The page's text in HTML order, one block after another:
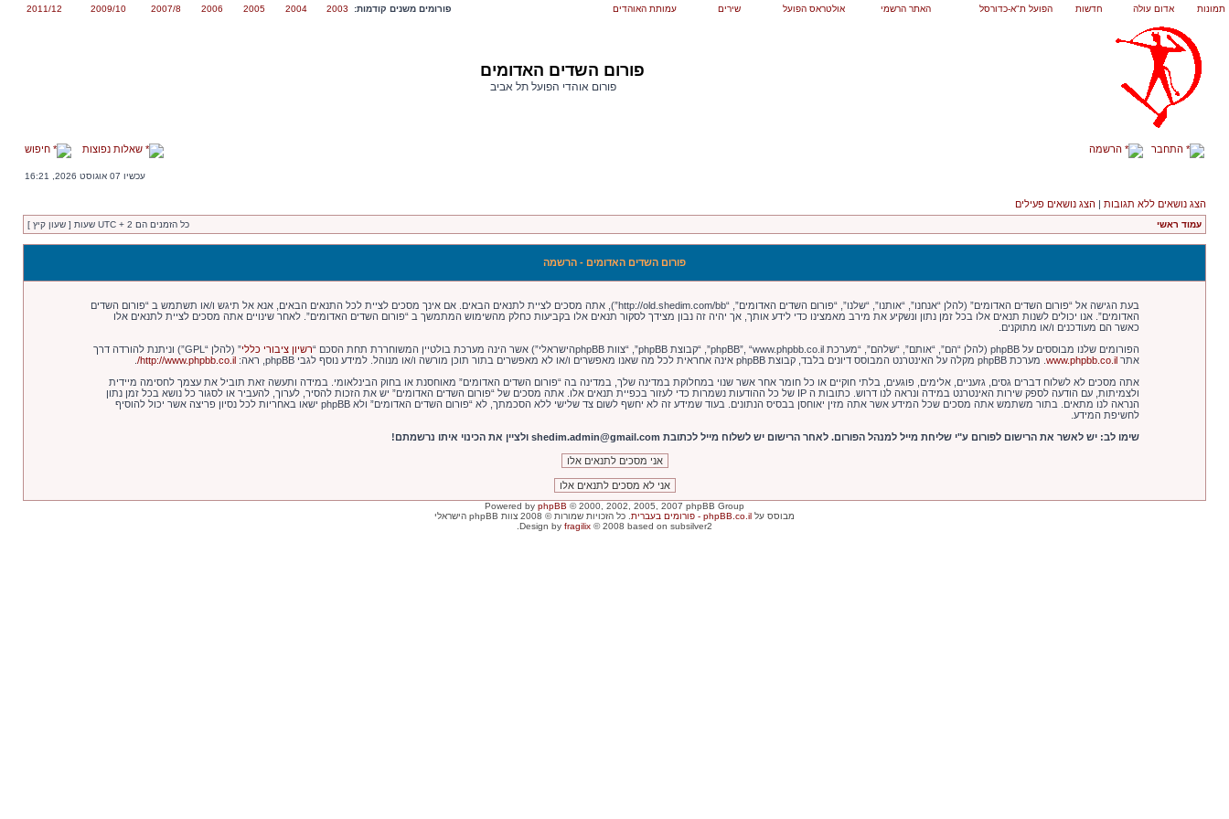
תמונות אדום עולה חדשות הפועל ת"א-כדורסל האתר הרשמי אולטראס הפועל שירים עמותת האוהדים פורומים משנים קודמות: 2003
2004
2005
2006
2007/8
2009/10
2011/12
פורום השדים האדומים
פורום אוהדי הפועל תל אביב
התחבר הרשמה שאלות נפוצות חיפוש
עכשיו 07 אוגוסט 2026, 16:21
הצג נושאים ללא תגובות | הצג נושאים פעילים
עמוד ראשי כל הזמנים הם UTC + 2 שעות [ שעון קיץ ]
פורום השדים האדומים - הרשמה
בעת הגישה אל “פורום השדים האדומים” (להלן “אנחנו”, “אותנו”, “שלנו”, “פורום השדים האדומים”, “http://old.shedim.com/bb”), אתה מסכים לציית לתנאים הבאים. אם אינך מסכים לציית לכל התנאים הבאים, אנא אל תיגש ו/או תשתמש ב “פורום השדים
האדומים”. אנו יכולים לשנות תנאים אלו בכל זמן נתון ונשקיע את מירב מאמצינו כדי לידע אותך, אך יהיה זה נבון מצידך לסקור תנאים אלו בקביעות כחלק מהשימוש המתמשך ב “פורום השדים האדומים”. לאחר שינויים אתה מסכים לציית לתנאים אלו
כאשר הם מעודכנים ו/או מתוקנים.
הפורומים שלנו מבוססים על phpBB (להלן “הם”, “אותם”, “שלהם”, “מערכת phpBB”, “www.phpbb.co.il”, “קבוצת phpBB”, “צוות phpBBהישראלי”) אשר הינה מערכת בולטיין המשוחררת תחת הסכם “
רשיון ציבורי כללי
” (להלן “GPL”) וניתנת להורדה דרך
אתרwww.phpbb.co.il . מערכת phpBB מקלה על האינטרנט המבוסס דיונים בלבד, קבוצת phpBB אינה אחראית לכל מה שאנו מאפשרים ו/או לא מאפשרים בתור תוכן מורשה ו/או מנוהל. למידע נוסף לגבי phpBB, ראה: http://www.phpbb.co.il/
אתה מסכים לא לשלוח דברים גסים, גזעניים, אלימים, פוגעים, בלתי חוקיים או כל חומר אחר אשר שנוי במחלוקת במדינה שלך, במדינה בה “פורום השדים האדומים” מאוחסנת או בחוק הבינלאומי. במידה ותעשה זאת תוביל את עצמך לחסימה מיידית
ולצמיתות, עם הודעה לספק שירות האינטרנט במידה ונראה לנו דרוש. כתובות ה IP של כל ההודעות נשמרות כדי לעזור בכפיית תנאים אלו. אתה מסכים של “פורום השדים האדומים” יש את הזכות להסיר, לערוך, להעביר או לסגור כל נושא בכל זמן נתון
הנראה לנו מתאים. בתור משתמש אתה מסכים שכל המידע אשר אתה מזין יאוחסן בבסיס הנתונים. בעוד שמידע זה לא יחשף לשום צד שלישי ללא הסכמתך, לא “פורום השדים האדומים” ולא phpBB ישאו באחריות לכל נסיון פריצה אשר יכול להוסיף
לחשיפת המידע.
שימו לב: יש לאשר את הרישום לפורום ע"י שליחת מייל למנהל הפורום. לאחר הרישום יש לשלוח מייל לכתובת shedim.admin@gmail.com ולציין את הכינוי איתו נרשמתם!
Powered by phpBB © 2000, 2002, 2005, 2007 phpBB Group
מבוסס על phpBB.co.il - פורומים בעברית
. כל הזכויות שמורות © 2008 צוות phpBB הישראלי
Design by fragilix © 2008 based on subsilver2.